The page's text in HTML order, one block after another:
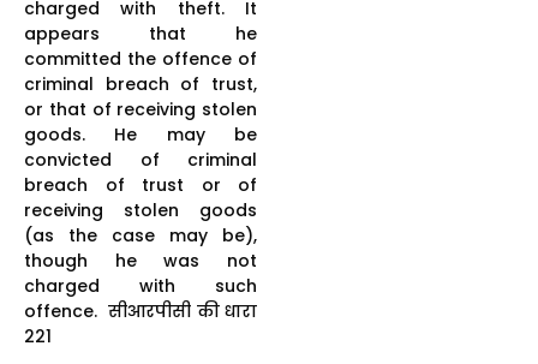
charged with theft. It
appears that he
committed the offence of
criminal breach of trust,
or that of receiving stolen
goods. He may be
convicted of criminal
breach of trust or of
receiving stolen goods
(as the case may be),
though he was not
charged with such
offence. सीआरपीसी की धारा
221